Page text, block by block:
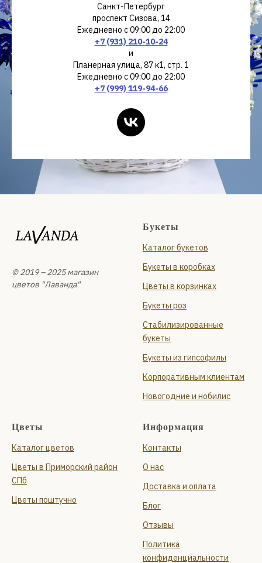
Санкт-Петербург
проспект Сизова, 14
Ежедневно с 09:00 до 22:00
+7 (931) 210-10-24
и
Планерная улица, 87 к1, стр. 1
Ежедневно с 09:00 до 22:00
+7 (999) 119-94-66
© 2019 – 2025 магазин
цветов "Лаванда"
Букеты
Каталог букетов
Букеты в коробках
Цветы в корзинках
Букеты роз
Стабилизированные
букеты
Букеты из гипсофилы
Корпоративным клиентам
Новогодние и нобилис
Цветы
Каталог цветов
Цветы в Приморский район
СПб
Цветы поштучно
Информация
Контакты
О нас
Доставка и оплата
Блог
Отзывы
Политика
конфиденциальности